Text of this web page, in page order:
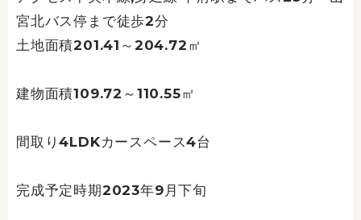
宮北バス停まで徒歩2分
土地面積201.41～204.72㎡
建物面積109.72～110.55㎡
間取り4LDKカースペース4台
完成予定時期2023年9月下旬